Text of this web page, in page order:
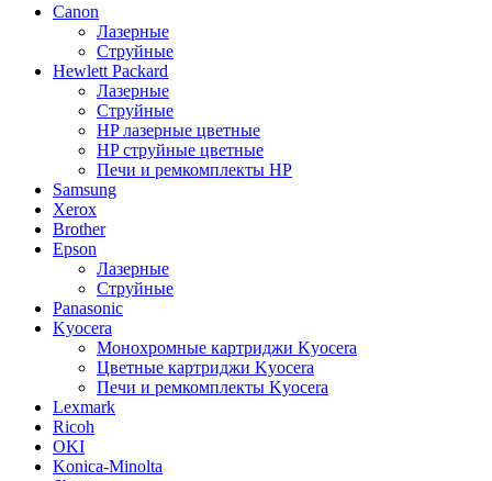
Canon
Лазерные
Струйные
Hewlett Packard
Лазерные
Струйные
HP лазерные цветные
HP струйные цветные
Печи и ремкомплекты HP
Samsung
Xerox
Brother
Epson
Лазерные
Струйные
Panasonic
Kyocera
Монохромные картриджи Kyocera
Цветные картриджи Kyocera
Печи и ремкомплекты Kyocera
Lexmark
Ricoh
OKI
Konica-Minolta